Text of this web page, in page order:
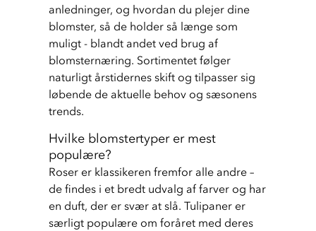
anledninger, og hvordan du plejer dine
blomster, så de holder så længe som
muligt - blandt andet ved brug af
blomsternæring. Sortimentet følger
naturligt årstidernes skift og tilpasser sig
løbende de aktuelle behov og sæsonens
trends.
Hvilke blomstertyper er mest
populære?
Roser er klassikeren fremfor alle andre –
de findes i et bredt udvalg af farver og har
en duft, der er svær at slå. Tulipaner er
særligt populære om foråret med deres